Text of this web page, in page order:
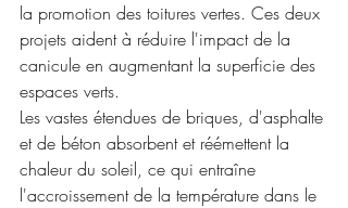
la promotion des toitures vertes. Ces deux
projets aident à réduire l'impact de la
canicule en augmentant la superficie des
espaces verts.
Les vastes étendues de briques, d'asphalte
et de béton absorbent et réémettent la
chaleur du soleil, ce qui entraîne
l'accroissement de la température dans le